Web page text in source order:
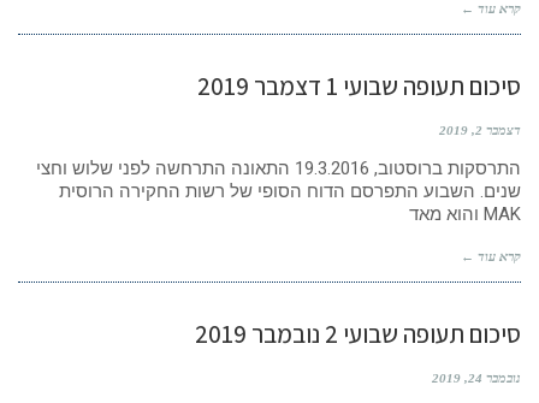
קרא עוד ←
סיכום תעופה שבועי 1 דצמבר 2019
דצמבר 2, 2019
התרסקות ברוסטוב, 19.3.2016 התאונה התרחשה לפני שלוש וחצי
שנים. השבוע התפרסם הדוח הסופי של רשות החקירה הרוסית
MAK והוא מאד
קרא עוד ←
סיכום תעופה שבועי 2 נובמבר 2019
נובמבר 24, 2019